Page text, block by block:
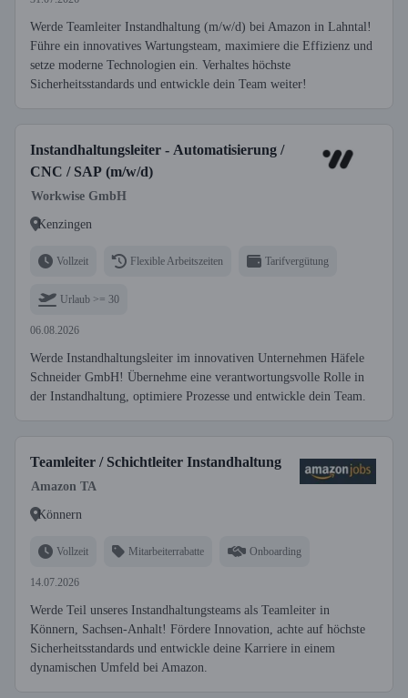
Werde Teamleiter Instandhaltung (m/w/d) bei Amazon in Lahntal!
Führe ein innovatives Wartungsteam, maximiere die Effizienz und
setze moderne Technologien ein. Verhaltes höchste
Sicherheitsstandards und entwickle dein Team weiter!
Instandhaltungsleiter - Automatisierung /
CNC / SAP (m/w/d)
Workwise GmbH
Kenzingen
Vollzeit Flexible Arbeitszeiten Tarifvergütung
Urlaub >= 30
06.08.2026
Werde Instandhaltungsleiter im innovativen Unternehmen Häfele
Schneider GmbH! Übernehme eine verantwortungsvolle Rolle in
der Instandhaltung, optimiere Prozesse und entwickle dein Team.
Teamleiter / Schichtleiter Instandhaltung
Amazon TA
Könnern
Vollzeit Mitarbeiterrabatte Onboarding
14.07.2026
Werde Teil unseres Instandhaltungsteams als Teamleiter in
Könnern, Sachsen-Anhalt! Fördere Innovation, achte auf höchste
Sicherheitsstandards und entwickle deine Karriere in einem
dynamischen Umfeld bei Amazon.